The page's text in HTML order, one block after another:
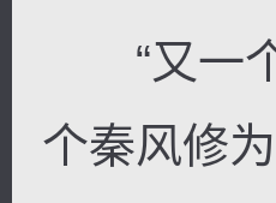
“又一个
个秦风修